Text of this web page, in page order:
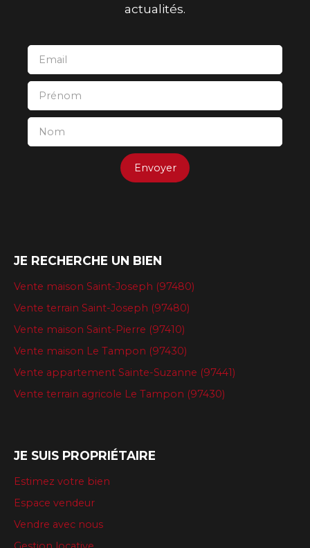
actualités.
Email
Prénom
Nom
Envoyer
JE RECHERCHE UN BIEN
Vente maison Saint-Joseph (97480)
Vente terrain Saint-Joseph (97480)
Vente maison Saint-Pierre (97410)
Vente maison Le Tampon (97430)
Vente appartement Sainte-Suzanne (97441)
Vente terrain agricole Le Tampon (97430)
JE SUIS PROPRIÉTAIRE
Estimez votre bien
Espace vendeur
Vendre avec nous